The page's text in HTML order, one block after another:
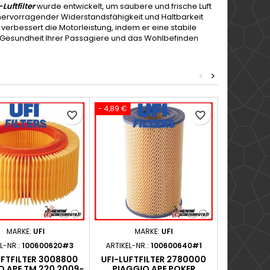
Luftfilterwurde entwickelt, um saubere und frische Luft
Widerstandsfähigkeit und Haltbarkeit
die Motorleistung, indem er eine stabile
Ihrer Passagiere und das Wohlbefinden
>
<
MARKE: UFI
NR.: 100600620#3
3008800
favorite_border
- 4,89 €
MARKE: UFI
ARTIKEL-NR.: 100600640#1
UFI-LUFTFILTER 2780000
favorite_border